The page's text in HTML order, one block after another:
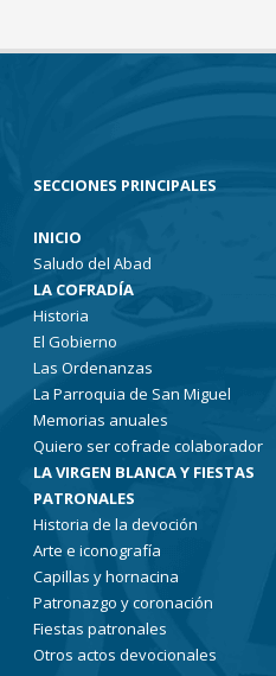
SECCIONES PRINCIPALES
INICIO
Saludo del Abad
LA COFRADÍA
Historia
El Gobierno
Las Ordenanzas
La Parroquia de San Miguel
Memorias anuales
Quiero ser cofrade colaborador
LA VIRGEN BLANCA Y FIESTAS
PATRONALES
Historia de la devoción
Arte e iconografía
Capillas y hornacina
Patronazgo y coronación
Fiestas patronales
Otros actos devocionales